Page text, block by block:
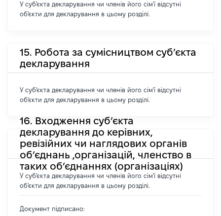
У суб'єкта декларування чи членів його сім'ї відсутні
об'єкти для декларування в цьому розділі.
15. Робота за сумісництвом суб’єкта
декларування
У суб'єкта декларування чи членів його сім'ї відсутні
об'єкти для декларування в цьому розділі.
16. Входження суб’єкта
декларування до керівних,
ревізійних чи наглядових органів
об’єднань ,організацій, членство в
таких об’єднаннях (організаціях)
У суб'єкта декларування чи членів його сім'ї відсутні
об'єкти для декларування в цьому розділі.
Документ підписано: